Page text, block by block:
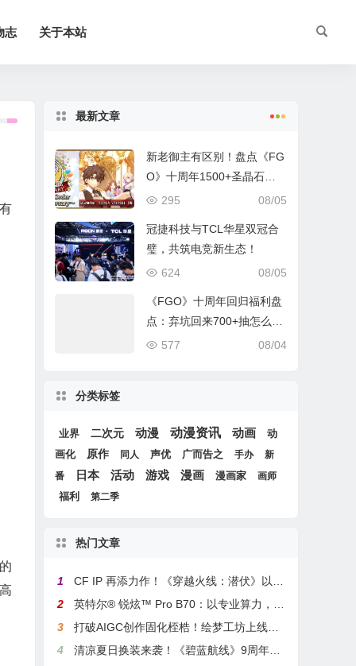
志 关于本站
最新文章
新老御主有区别！盘点《FG
O》十周年1500+圣晶石福
利全部获取方式
08/05
295
冠捷科技与TCL华星双冠合
璧，共筑电竞新生态！
08/05
624
《FGO》十周年回归福利盘
点：弃坑回来700+抽怎么
拿？
08/04
577
分类标签
业界 二次元 动漫 动漫资讯 动画
动
画化
原作 同人 声优 广而告之 手办
新
番
日本 活动 游戏 漫画 漫画家 画师
福利 第二季
热门文章
1
CF IP 再添力作！《穿越火线：潜伏》以3A叙事重塑战术潜行玩法
2
英特尔® 锐炫™ Pro B70：以专业算力，解锁本地化AI部署与生产力新基准
3
打破AIGC创作固化桎梏！绘梦工坊上线绘梦画布dreamo赋能全场景自由创作
4
清凉夏日换装来袭！《碧蓝航线》9周年庆典活动第二弹今日正式上线